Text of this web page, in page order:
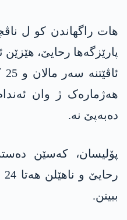
ھات راگھاندن کو ل
پارێزگەھا رحایێ،
ھەژمارەک ژ وان
دەبەپێ نە.
پۆلیسان، کەسێن
ببینن.